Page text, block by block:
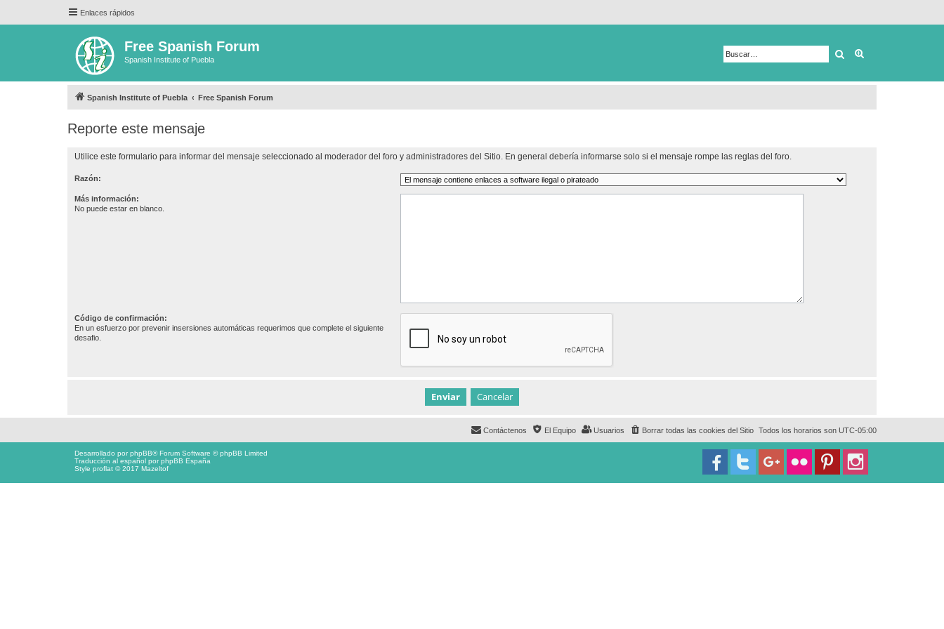
Enlaces rápidos
Free Spanish Forum
Spanish Institute of Puebla Buscar
Spanish Institute of Puebla Free Spanish Forum
Reporte este mensaje
Utilice este formulario para informar del mensaje seleccionado al moderador del foro y administradores del Sitio. En general debería informarse solo si el mensaje rompe las reglas del foro.
Razón:
Más información:
No puede estar en blanco.
Código de confirmación:
En un esfuerzo por prevenir insersiones automáticas requerimos que complete el siguiente
desafio.
Todos los horarios son UTC-05:00
Borrar todas las cookies del Sitio
Usuarios
El Equipo
Contáctenos
Desarrollado porphpBB® Forum Software © phpBB Limited
Traducción al español porphpBB España
Style proflat © 2017 Mazeltof